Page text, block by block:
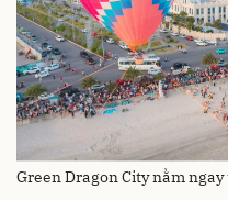
Green Dragon City nằm